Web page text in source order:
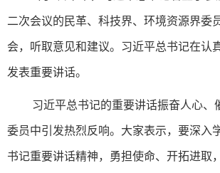
二次会议的民革、科技界、环境资源界委
会，听取意见和建议。习近平总书记在认
发表重要讲话。
习近平总书记的重要讲话振奋人心、
委员中引发热烈反响。大家表示，要深入
书记重要讲话精神，勇担使命、开拓进取